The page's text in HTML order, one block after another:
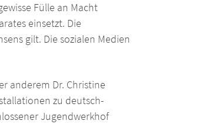
Fülle an Macht
einsetzt. Die
gilt. Die sozialen Medien
anderem Dr. Christine
zu deutsch-
Jugendwerkhof